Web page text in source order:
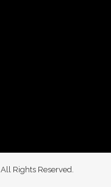
Rights Reserved.